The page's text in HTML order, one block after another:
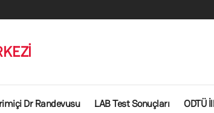
Dr Randevusu LAB Test Sonuçları ODTÜ